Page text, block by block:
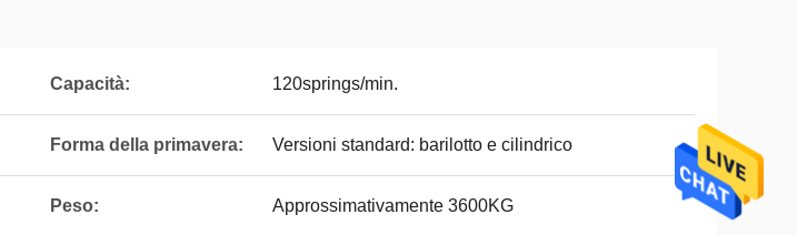
Capacità: 120springs/min.
Forma della primavera: Versioni standard: barilotto e cilindrico
Peso: Approssimativamente 3600KG